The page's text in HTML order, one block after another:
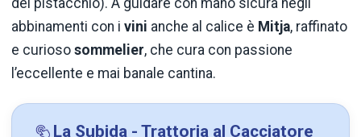
abbinamenti con i vini anche al calice è Mitja, raffinato
e curioso sommelier, che cura con passione
l’eccellente e mai banale cantina.
La Subida - Trattoria al Cacciatore